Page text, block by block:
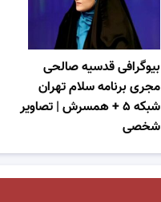
بیوگرافی قدسیه صالحی
مجری برنامه سلام تهران
شبکه ۵ + همسرش | تصاویر
شخصی